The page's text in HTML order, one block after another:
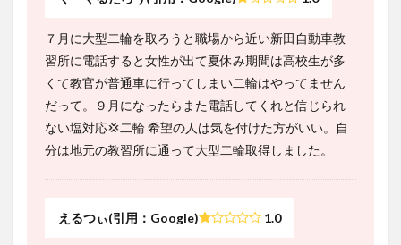
７月に大型二輪を取ろうと職場から近い新田自動車教
習所に電話すると女性が出て夏休み期間は高校生が多
くて教官が普通車に行ってしまい二輪はやってません
だって。９月になったらまた電話してくれと信じられ
ない塩対応💢二輪 希望の人は気を付けた方がいい。自
分は地元の教習所に通って大型二輪取得しました。
えるつぃ(引用：Google) 1.0